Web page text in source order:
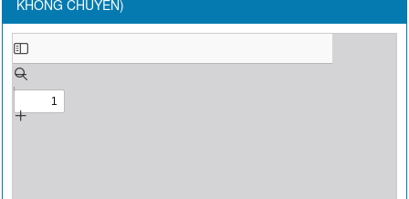
KHÔNG CHUYÊN)